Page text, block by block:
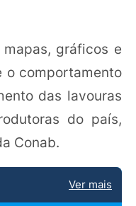
gráficos e
o comportamento
das lavouras
do país,
Conab.
Ver mais